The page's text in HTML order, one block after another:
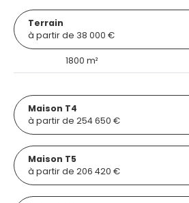
Terrain
à partir de 38 000 €
1800 m²
Maison T4
à partir de 254 650 €
Maison T5
à partir de 206 420 €